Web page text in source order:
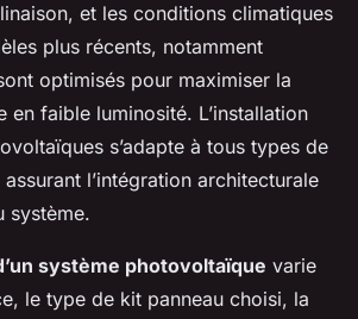
et les conditions climatiques
plus récents, notamment
optimisés pour maximiser la
en faible luminosité. L’installation
s’adapte à tous types de
l’intégration architecturale
système.
système photovoltaïque varie
le type de kit panneau choisi, la